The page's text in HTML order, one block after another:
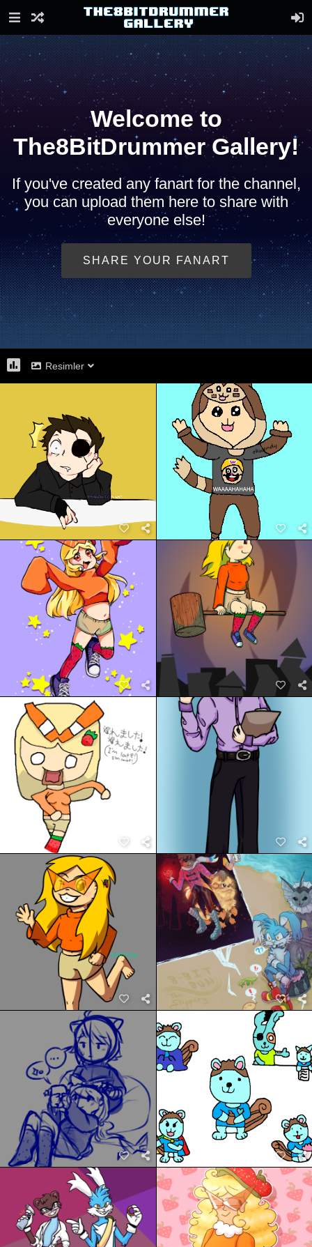
Welcome to
The8BitDrummer Gallery!
If you've created any fanart for the channel,
you can upload them here to share with
everyone else!
SHARE YOUR FANART
Resimler